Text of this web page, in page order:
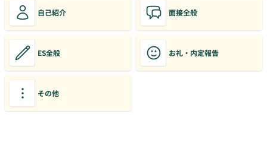
自己紹介 面接全般
ES全般 お礼・内定報告
その他